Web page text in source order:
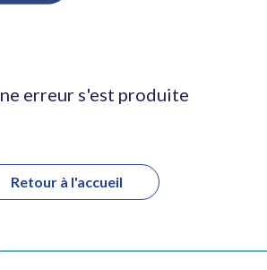
erreur s'est produite
Retour à l'accueil